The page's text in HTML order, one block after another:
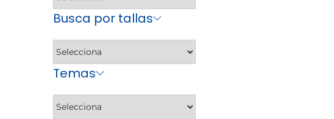
Busca por tallas
Temas